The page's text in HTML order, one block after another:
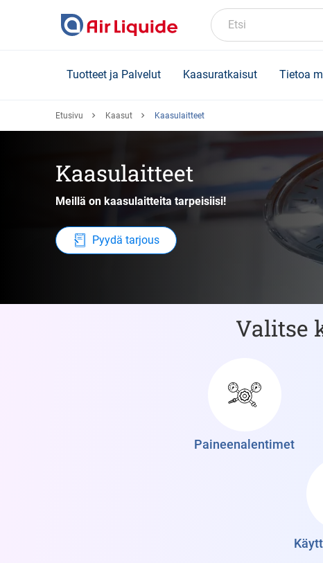
Etsi
Tuotteet ja Palvelut Kaasuratkaisut Tietoa
Etusivu Kaasut Kaasulaitteet
Kaasulaitteet
Meillä on kaasulaitteita tarpeisiisi!
Pyydä tarjous
Valitse
Paineenalentimet